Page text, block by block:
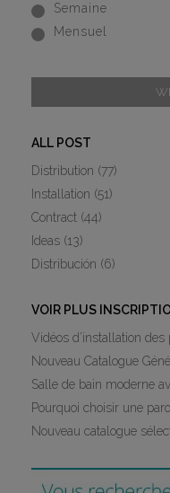
Semaine
Mensuel
ALL POST
Distribution (77)
Installation (51)
Contract (44)
Ideas (13)
Distribución (6)
VOIR PLUS
Vidéos d’installation des
Nouveau Catalogue
Salle de bain moderne
Pourquoi choisir une
Nouveau catalogue